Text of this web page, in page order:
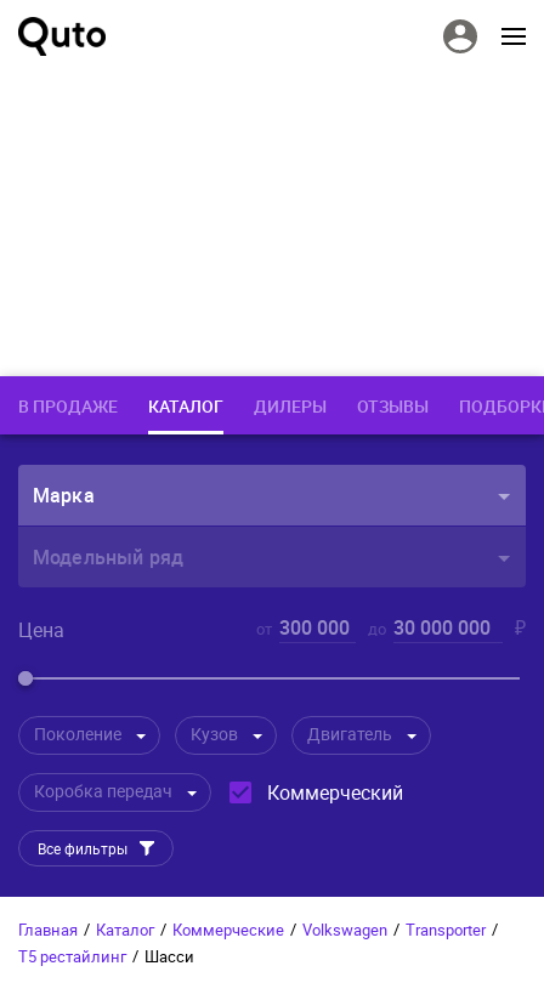
В ПРОДАЖЕ КАТАЛОГ ДИЛЕРЫ ОТЗЫВЫ
Марка
Модельный ряд
Цена от 300 000 до 30 000 000 ₽
Поколение Кузов Двигатель
Коробка передач Коммерческий
Все фильтры
Главная / Каталог / Коммерческие / Volkswagen / Transporter /
T5 рестайлинг / Шасси